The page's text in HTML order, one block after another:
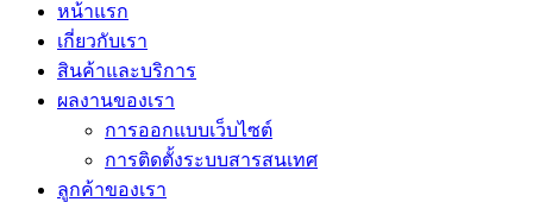
หน้าแรก
เกี่ยวกับเรา
สินค้าและบริการ
ผลงานของเรา
การออกแบบเว็บไซต์
การติดตั้งระบบสารสนเทศ
ลูกค้าของเรา